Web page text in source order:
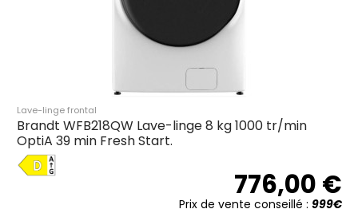
Lave-linge frontal
Brandt WFB218QW Lave-linge 8 kg 1000 tr/min
OptiA 39 min Fresh Start.
D
776,00 €
Prix de vente conseillé : 999€